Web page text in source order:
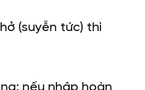
(suyễn tức) thì